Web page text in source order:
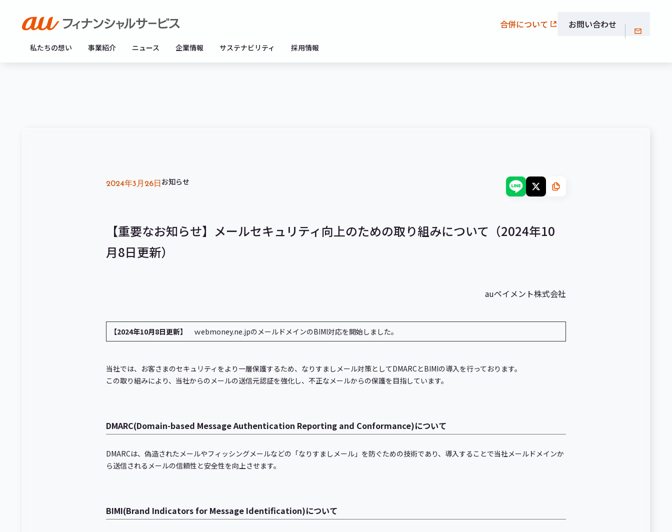
私たちの想い 事業紹介 ニュース 企業情報 サステナビリティ 採用情報
合併について お問い合わせ
2024年3月26日 お知らせ
【重要なお知らせ】メールセキュリティ向上のための取り組みについて（2024年10
月8日更新）
auペイメント株式会社
【2024年10月8日更新】 ｗebmoney.ne.jpのメールドメインのBIMI対応を開始しました。
当社では、お客さまのセキュリティをより一層保護するため、なりすましメール対策としてDMARCとBIMIの導入を行っております。
この取り組みにより、当社からのメールの送信元認証を強化し、不正なメールからの保護を目指しています。
DMARC(Domain-based Message Authentication Reporting and Conformance)について
DMARCは、偽造されたメールやフィッシングメールなどの「なりすましメール」を防ぐための技術であり、導入することで当社メールドメインか
ら送信されるメールの信頼性と安全性を向上させます。
BIMI(Brand Indicators for Message Identification)について